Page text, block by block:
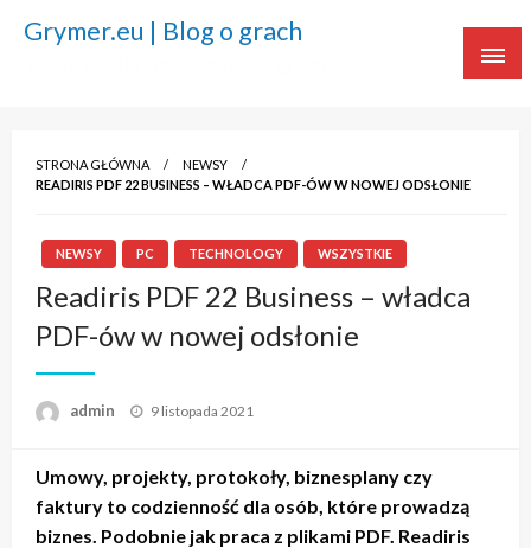
Grymer.eu | Blog o grach
STRONA GŁÓWNA
NEWSY
READIRIS PDF 22 BUSINESS – WŁADCA PDF-ÓW W NOWEJ ODSŁONIE
NEWSY PC TECHNOLOGY WSZYSTKIE
Readiris PDF 22 Business – władca
PDF-ów w nowej odsłonie
admin Napisano
9 listopada 2021
Umowy, projekty, protokoły, biznesplany czy
faktury to codzienność dla osób, które prowadzą
biznes. Podobnie jak praca z plikami PDF. Readiris